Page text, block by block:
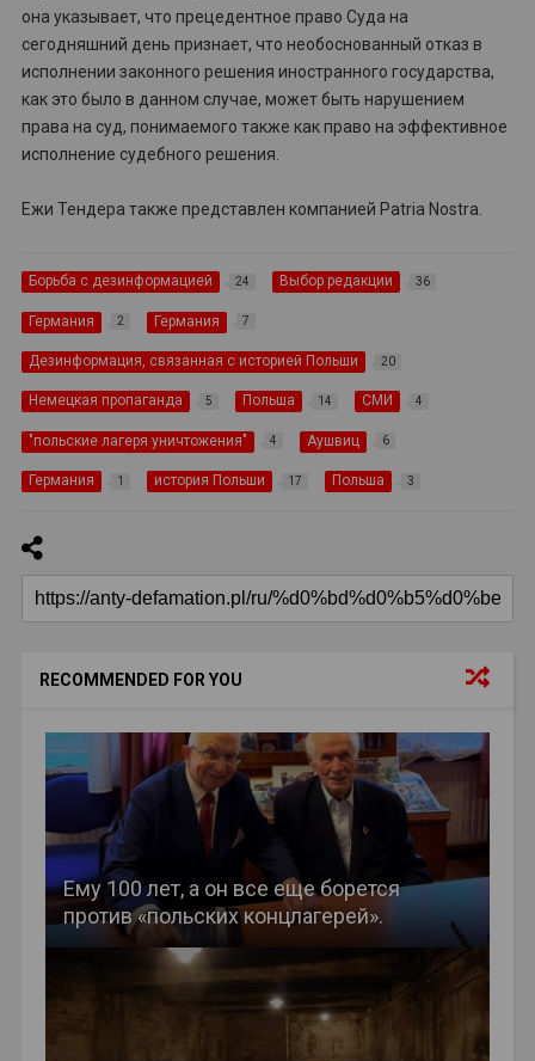
она указывает, что прецедентное право Суда на
сегодняшний день признает, что необоснованный отказ в
исполнении законного решения иностранного государства,
как это было в данном случае, может быть нарушением
права на суд, понимаемого также как право на эффективное
исполнение судебного решения.
Ежи Тендера также представлен компанией Patria Nostra.
Борьба с дезинформацией 24 Выбор редакции 36
Германия 2 Германия 7
Дезинформация, связанная с историей Польши 20
Немецкая пропаганда 5 Польша 14 СМИ 4
"польские лагеря уничтожения" 4 Аушвиц 6
Германия 1 история Польши 17 Польша 3
RECOMMENDED FOR YOU
Ему 100 лет, а он все еще борется
против «польских концлагерей».